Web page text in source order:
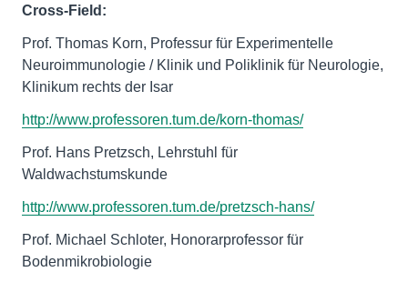
Cross-Field:
Prof. Thomas Korn, Professur für Experimentelle
Neuroimmunologie / Klinik und Poliklinik für Neurologie,
Klinikum rechts der Isar
http://www.professoren.tum.de/korn-thomas/
Prof. Hans Pretzsch, Lehrstuhl für
Waldwachstumskunde
http://www.professoren.tum.de/pretzsch-hans/
Prof. Michael Schloter, Honorarprofessor für
Bodenmikrobiologie